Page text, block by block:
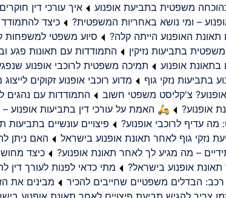
משפטית בתביעת אופנוע
איך עורכי דין
– ומי נושא באחריות המשפטית?
כיצד
האופנוע הייתה קלה?
סיוע משפטי למשפחות
בתביעות נזיקין
התמודדות עם תאונות פגע
אופנוע
תמיכה משפטית לרוכבי אופנוע
בתביעות נזקי גוף
מדוע רוכבי אופנוע זקוקים
צ'קליסט משפטי חשוב
התמודדות עם נהגים
אופנוע?
🛵 האמת על עורכי דין בתביעות אופנוע –
עדיף לרוכבי אופנוע?
פיצויים עונשיים
נזקי גוף לאחר תאונת אופנוע בישראל
האם ניתן
– מה מגיע לך לאחר תאונת אופנוע?
כיצד
תאונת אופנוע בישראל?
מתי כדאי לפנות לעורך דין
רכב: הבדלים משפטיים שחייבים להכיר
מבינים את